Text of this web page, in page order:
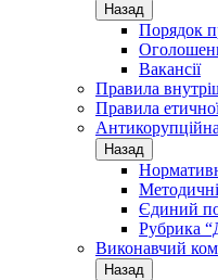
Назад
Порядок
Вакансії
Правила
Правила
Антикорупційна
Назад
Методичні
Єдиний
Рубрика
Виконавчий
Назад